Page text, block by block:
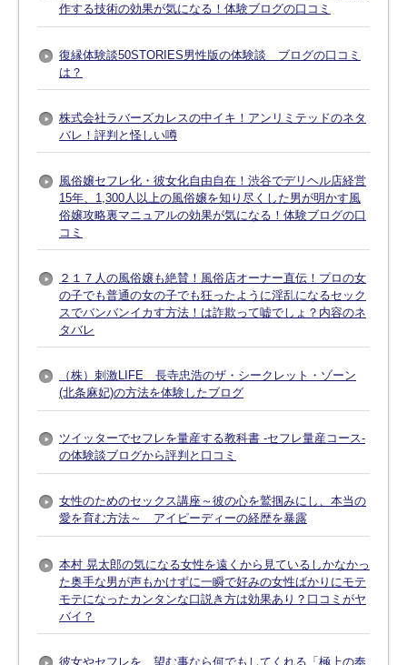
作する技術の効果が気になる！体験ブログの口コミ
復縁体験談50STORIES男性版の体験談 ブログの口コミ
は？
株式会社ラバーズカレスの中イキ！アンリミテッドのネタ
バレ！評判と怪しい噂
風俗嬢セフレ化・彼女化自由自在！渋谷でデリヘル店経営
15年、1,300人以上の風俗嬢を知り尽くした男が明かす風
俗嬢攻略裏マニュアルの効果が気になる！体験ブログの口
コミ
２１７人の風俗嬢も絶賛！風俗店オーナー直伝！プロの女
の子でも普通の女の子でも狂ったように淫乱になるセック
スでバンバンイカす方法！は詐欺って嘘でしょ？内容のネ
タバレ
（株）刺激LIFE 長寺忠浩のザ・シークレット・ゾーン
(北条麻妃)の方法を体験したブログ
ツイッターでセフレを量産する教科書 -セフレ量産コース-
の体験談ブログから評判と口コミ
女性のためのセックス講座～彼の心を鷲掴みにし、本当の
愛を育む方法～ アイピーディーの経歴を暴露
本村 晃太郎の気になる女性を遠くから見ているしかなかっ
た奥手な男が声もかけずに一瞬で好みの女性ばかりにモテ
モテになったカンタンな口説き方は効果あり？口コミがヤ
バイ？
彼女やセフレを、望む事なら何でもしてくれる「極上の奉